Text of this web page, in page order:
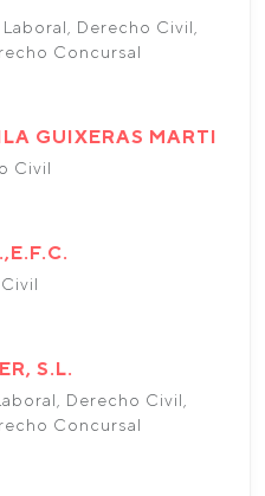
Derecho Civil,
Concursal
GUIXERAS MARTI
Civil
S.L.
Derecho Civil,
Concursal